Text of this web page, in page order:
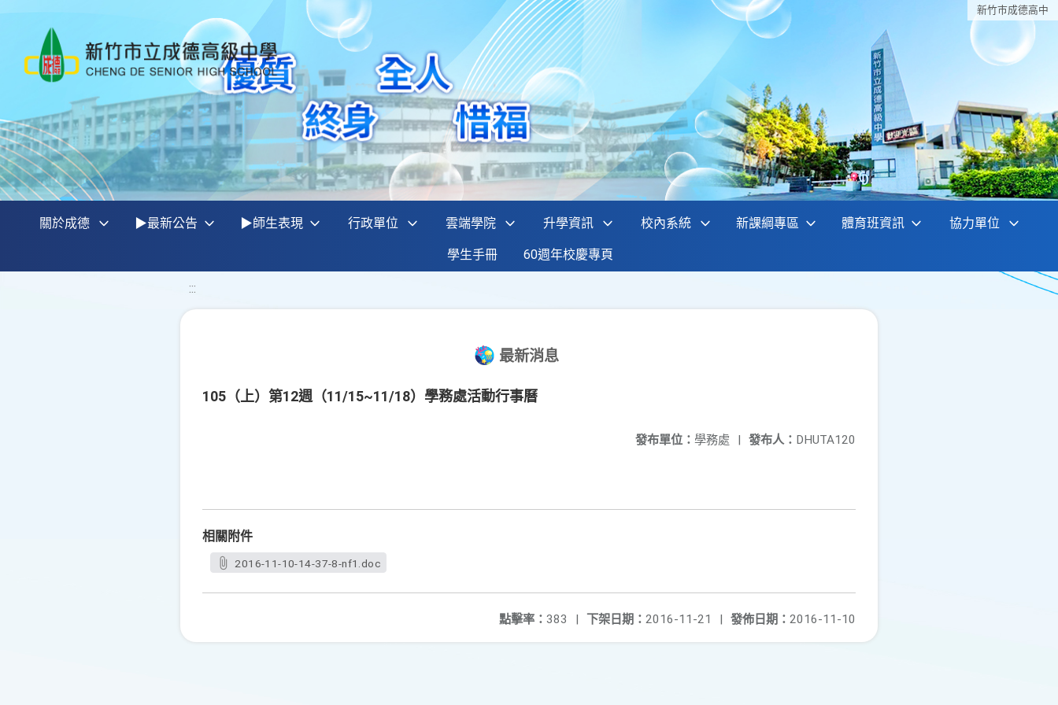
新竹巿成德高中
關於成德 ▶最新公告 ▶師生表現 行政單位 雲端學院 升學資訊 校內系統 新課綱專區 體育班資訊 協力單位
學生手冊 60週年校慶專頁
:::
最新消息
105（上）第12週（11/15~11/18）學務處活動行事曆
發布人： DHUTA120
發布單位： 學務處 |
相關附件
2016-11-10-14-37-8-nf1.doc
發佈日期： 2016-11-10
下架日期： 2016-11-21 |
點擊率： 383 |